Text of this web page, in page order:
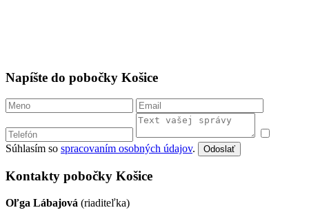
Napíšte do pobočky Košice
Súhlasím so spracovaním osobných údajov. Odoslať
Kontakty pobočky Košice
Oľga Lábajová (riaditeľka)